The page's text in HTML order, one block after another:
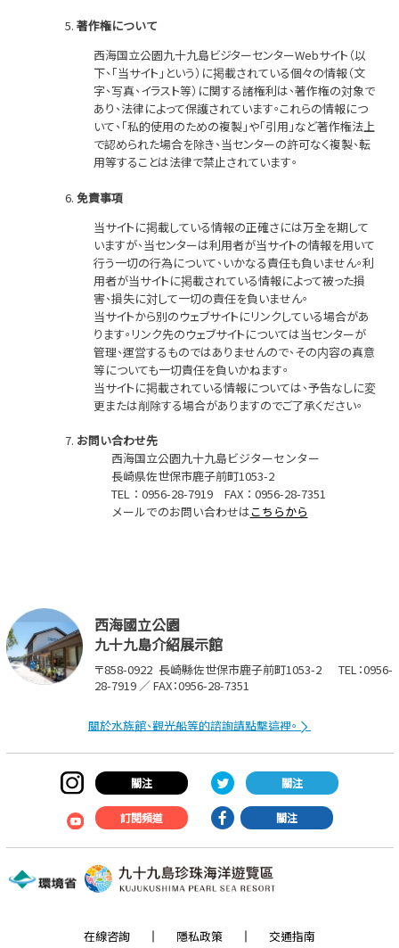
著作権について
西海国立公園九十九島ビジターセンターWebサイト（以
下、「当サイト」という）に掲載されている個々の情報（文
字、写真、イラスト等）に関する諸権利は、著作権の対象で
あり、法律によって保護されています。これらの情報につ
いて、「私的使用のための複製」や「引用」など著作権法上
で認められた場合を除き、当センターの許可なく複製、転
用等することは法律で禁止されています。
免責事項
当サイトに掲載している情報の正確さには万全を期して
いますが、当センターは利用者が当サイトの情報を用いて
行う一切の行為について、いかなる責任も負いません。利
用者が当サイトに掲載されている情報によって被った損
害、損失に対して一切の責任を負いません。
当サイトから別のウェブサイトにリンクしている場合があ
ります。リンク先のウェブサイトについては当センターが
管理、運営するものではありませんので、その内容の真意
等についても一切責任を負いかねます。
当サイトに掲載されている情報については、予告なしに変
更または削除する場合がありますのでご了承ください。
お問い合わせ先
西海国立公園九十九島ビジターセンター
長崎県佐世保市鹿子前町1053-2
TEL： 0956-28-7919 FAX： 0956-28-7351
メールでのお問い合わせはこちらから
西海國立公園
九十九島介紹展示館
〒858-0922 長崎縣佐世保市鹿子前町1053-2
TEL：0956-
28-7919 ／ FAX：0956-28-7351
關於水族館、觀光船等的諮詢請點擊這裡。
關注 關注
訂閱頻道 關注
在線咨詢 隱私政策 交通指南